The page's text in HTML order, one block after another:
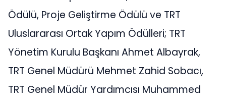
Ödülü, Proje Geliştirme Ödülü ve TRT
Uluslararası Ortak Yapım Ödülleri; TRT
Yönetim Kurulu Başkanı Ahmet Albayrak,
TRT Genel Müdürü Mehmet Zahid Sobacı,
TRT Genel Müdür Yardımcısı Muhammed